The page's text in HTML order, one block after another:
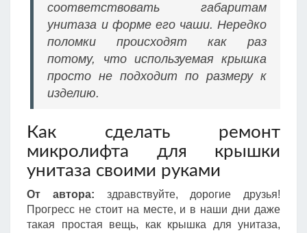
соответствовать габаритам
унитаза и форме его чаши. Нередко
поломки происходят как раз
потому, что используемая крышка
просто не подходит по размеру к
изделию.
Как сделать ремонт
микролифта для крышки
унитаза своими руками
От автора: здравствуйте, дорогие друзья!
Прогресс не стоит на месте, и в наши дни даже
такая простая вещь, как крышка для унитаза,